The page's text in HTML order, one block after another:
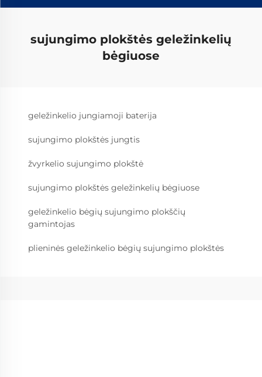
sujungimo plokštės geležinkelių
bėgiuose
geležinkelio jungiamoji baterija
sujungimo plokštės jungtis
žvyrkelio sujungimo plokštė
sujungimo plokštės geležinkelių bėgiuose
geležinkelio bėgių sujungimo plokščių
gamintojas
plieninės geležinkelio bėgių sujungimo plokštės